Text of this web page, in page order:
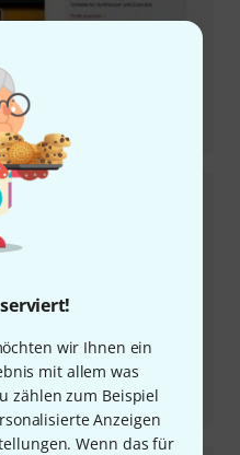
wir Ihnen ein
mit allem was
zählen zum Beispiel
Anzeigen
Wenn das für